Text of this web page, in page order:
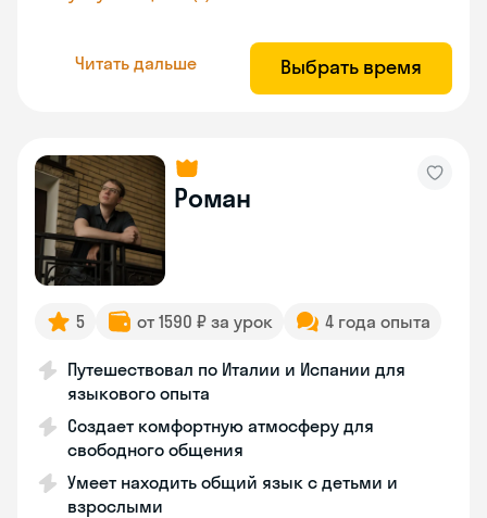
Читать дальше Выбрать время
Роман
5 от 1590 ₽ за урок 4 года опыта
Путешествовал по Италии и Испании для
языкового опыта
Создает комфортную атмосферу для
свободного общения
Умеет находить общий язык с детьми и
взрослыми